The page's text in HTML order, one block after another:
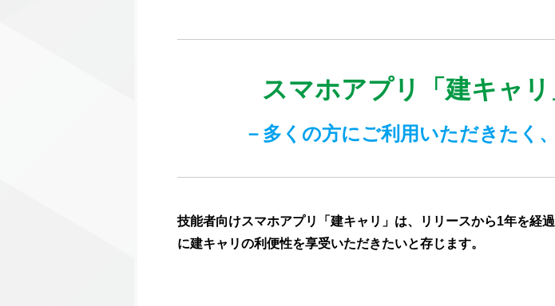
スマホアプリ「建キャ
－多くの方にご利用いただきたく
技能者向けスマホアプリ「建キャリ」は、リリースから1年を経
に建キャリの利便性を享受いただきたいと存じます。